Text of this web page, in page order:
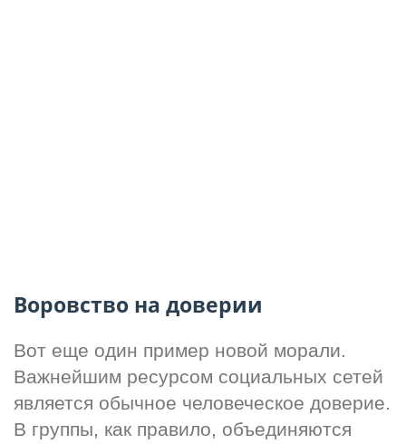
Воровство на доверии
Вот еще один пример новой морали.
Важнейшим ресурсом социальных сетей
является обычное человеческое доверие.
В группы, как правило, объединяются